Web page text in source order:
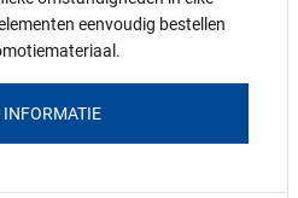
eenvoudig bestellen
INFORMATIE